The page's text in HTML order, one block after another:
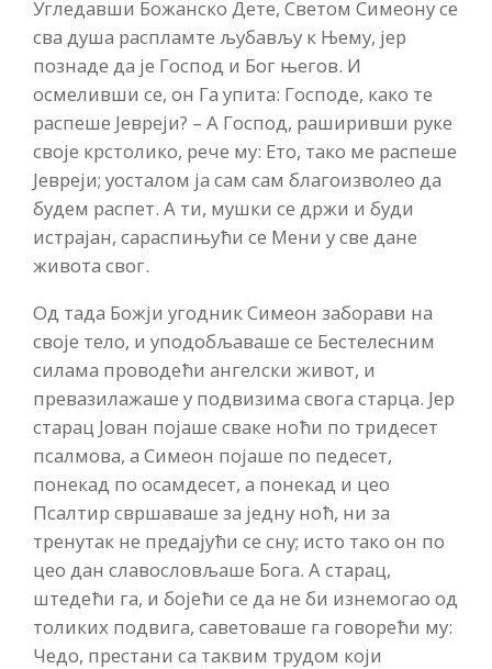
Угледавши Божанско Дете, Светом Симеону се
сва душа распламте љубављу к Њему, јер
познаде да је Господ и Бог његов. И
осмеливши се, он Га упита: Господе, како те
распеше Јевреји? – А Господ, раширивши руке
своје крстолико, рече му: Ето, тако ме распеше
Јевреји; уосталом ја сам сам благоизволео да
будем распет. А ти, мушки се држи и буди
истрајан, сараспињући се Мени у све дане
живота свог.
Од тада Божји угодник Симеон заборави на
своје тело, и уподобљаваше се Бестелесним
силама проводећи ангелски живот, и
превазилажаше у подвизима свога старца. Јер
старац Јован појаше сваке ноћи по тридесет
псалмова, а Симеон појаше по педесет,
понекад по осамдесет, а понекад и цео
Псалтир свршаваше за једну ноћ, ни за
тренутак не предајући се сну; исто тако он по
цео дан славословљаше Бога. А старац,
штедећи га, и бојећи се да не би изнемогао од
толиких подвига, саветоваше га говорећи му:
Чедо, престани са таквим трудом који